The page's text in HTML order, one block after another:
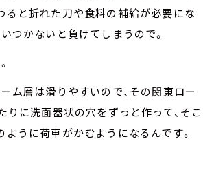
ると折れた刀や食料の補給が必要にな
つかないと負けてしまうので。
ム層は滑りやすいので、その関東ロー
りに洗面器状の穴をずっと作って、そこ
ように荷車がかむようになるんです。